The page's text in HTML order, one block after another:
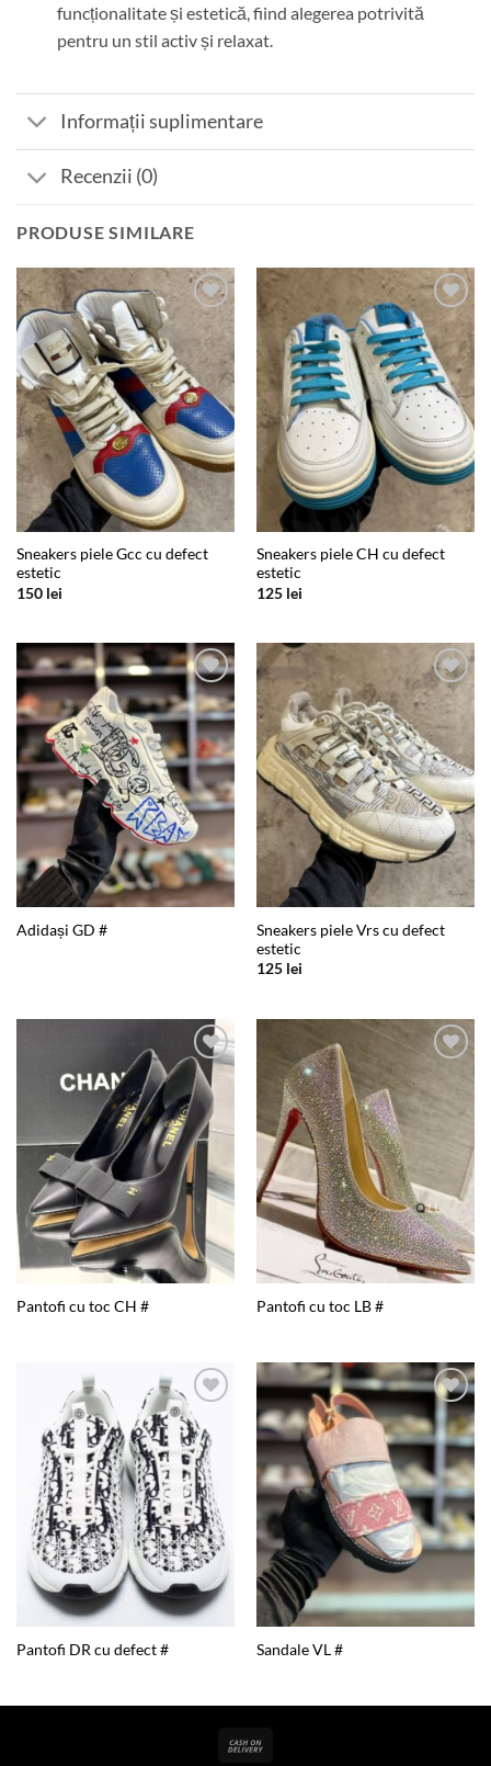
funcționalitate și estetică, fiind alegerea potrivită
pentru un stil activ și relaxat.
Informații suplimentare
Recenzii (0)
PRODUSE SIMILARE
Add to
wishlist
Sneakers piele Gcc cu defect
estetic
150 lei
Add to
wishlist
Sneakers piele CH cu defect
estetic
125 lei
Add to
wishlist
Adidași GD #
Add to
wishlist
Sneakers piele Vrs cu defect
estetic
125 lei
Add to
wishlist
Pantofi cu toc CH #
wishlist
Pantofi cu toc LB #
Add to
wishlist
Pantofi DR cu defect #
Add to
wishlist
Sandale VL #